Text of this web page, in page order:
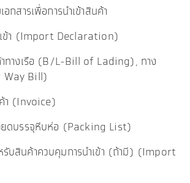
สารเพื่อการนำเข้าสินค้า
เข้า (Import Declaration)
ทางเรือ (B/L-Bill of Lading), ทาง
Way Bill)
า (Invoice)
ยดบรรจุหีบห่อ (Packing List)
บสินค้าควบคุมการนำเข้า (ถ้ามี) (Import